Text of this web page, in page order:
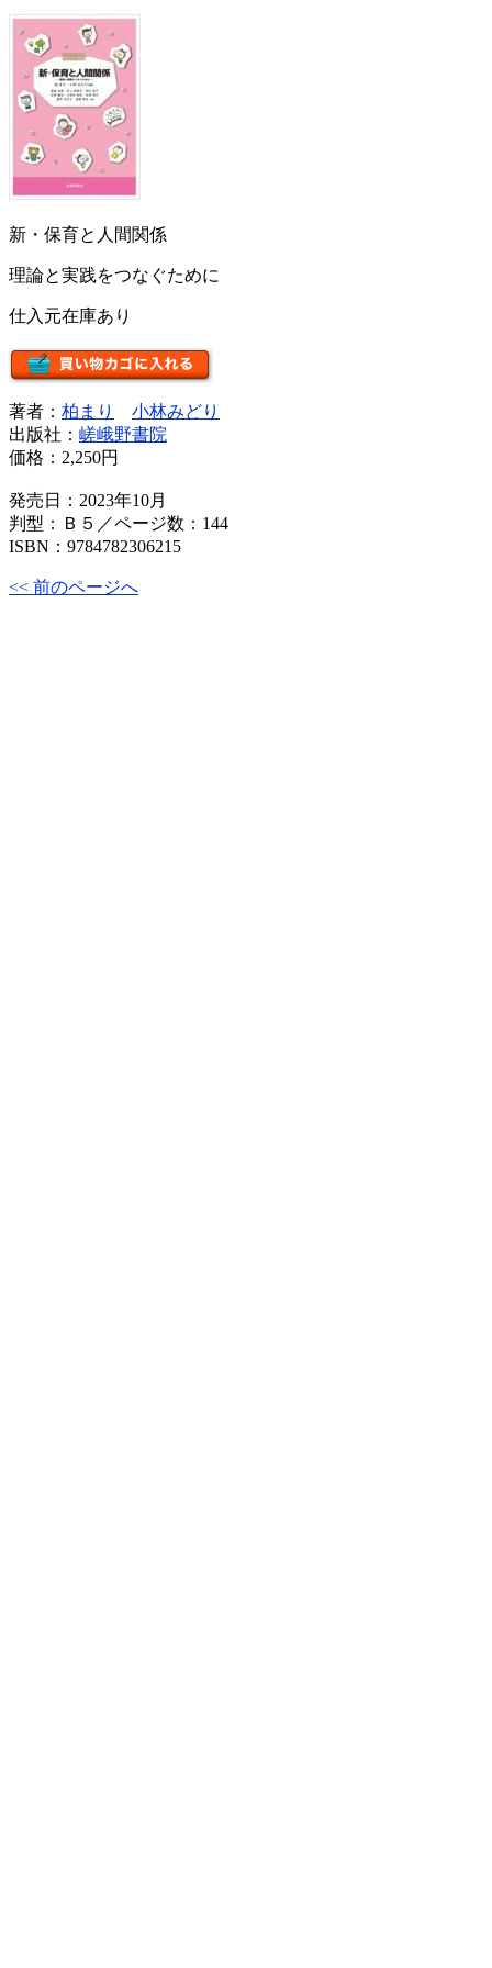
新・保育と人間関係
理論と実践をつなぐために
仕入元在庫あり
著者： 柏まり
小林みどり
出版社： 嵯峨野書院
価格： 2,250円
発売日：2023年10月
判型：Ｂ５／ページ数：144
ISBN：9784782306215
<< 前のページへ